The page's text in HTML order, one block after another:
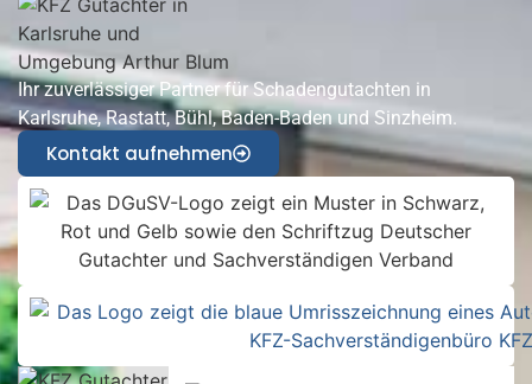
Ihr zuverlässiger Partner für Schadengutachten in
Karlsruhe, Rastatt, Bühl, Baden-Baden und Sinzheim.
Kontakt aufnehmen